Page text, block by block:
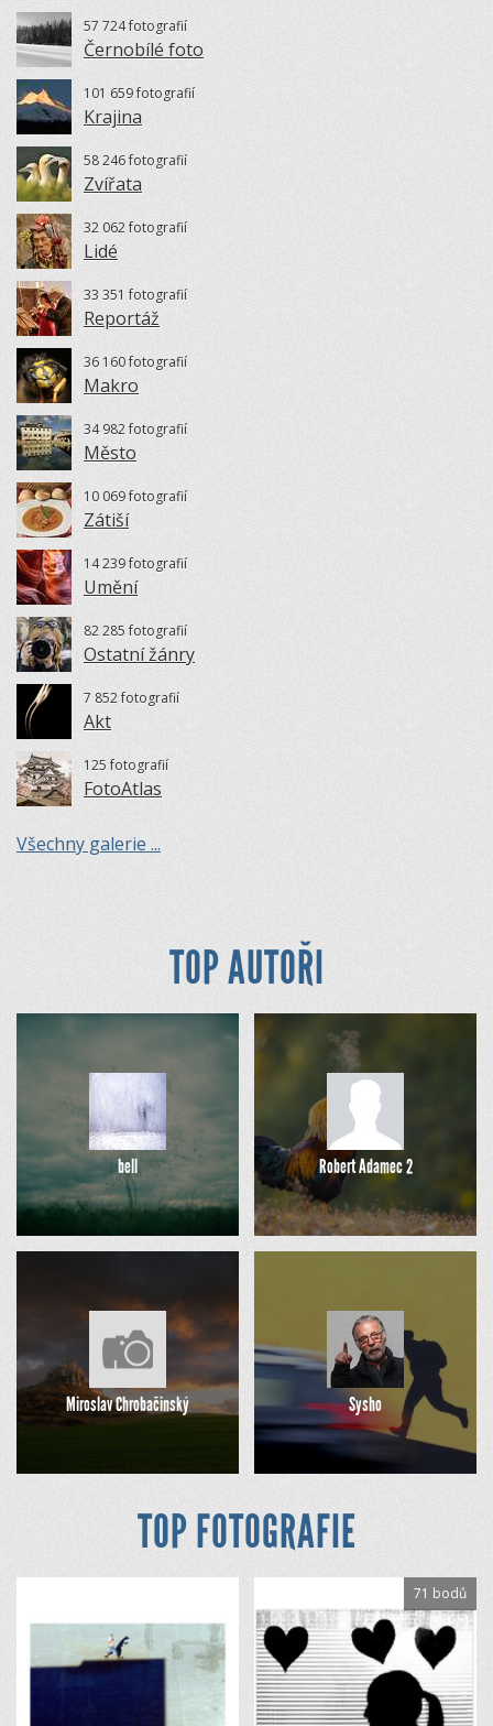
57 724 fotografií
Černobílé foto
101 659 fotografií
Krajina
58 246 fotografií
Zvířata
32 062 fotografií
Lidé
33 351 fotografií
Reportáž
36 160 fotografií
Makro
34 982 fotografií
Město
10 069 fotografií
Zátiší
14 239 fotografií
Umění
82 285 fotografií
Ostatní žánry
7 852 fotografií
Akt
125 fotografií
FotoAtlas
Všechny galerie ...
TOP AUTOŘI
bell Robert Adamec 2
Miroslav Chrobačinský Sysho
TOP FOTOGRAFIE
71 bodů